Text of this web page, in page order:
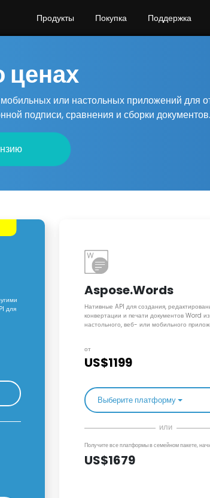
Продукты Покупка Поддержка
или настольных приложений для
подписи, сравнения и сборки документов.
для
Aspose.Words
Нативные API для создания,
конвертации и печати документов Word
настольного, веб- или мобильного
от
US$1199
Выберите платформу
или
Получите все платформы в семейном пакете,
US$1679